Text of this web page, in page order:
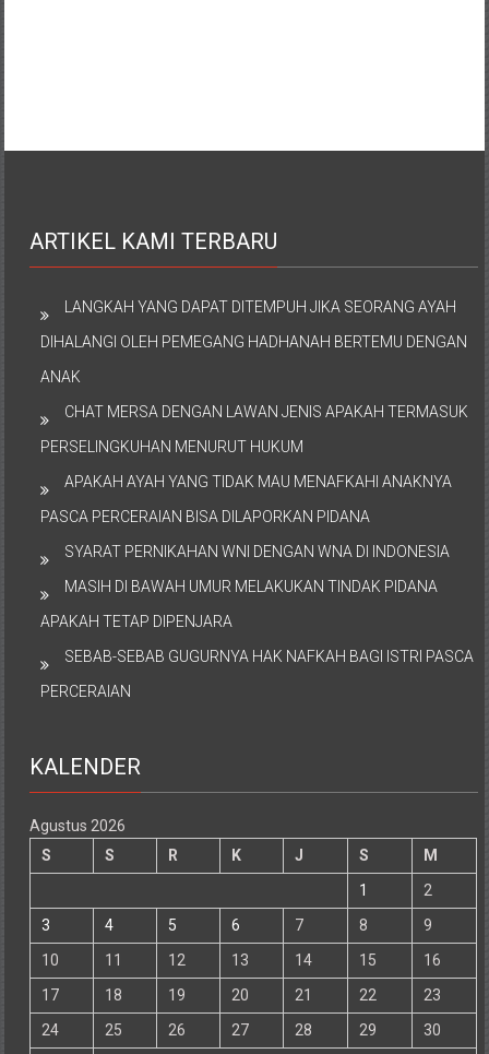
ARTIKEL KAMI TERBARU
LANGKAH YANG DAPAT DITEMPUH JIKA SEORANG AYAH
DIHALANGI OLEH PEMEGANG HADHANAH BERTEMU DENGAN
ANAK
CHAT MERSA DENGAN LAWAN JENIS APAKAH TERMASUK
PERSELINGKUHAN MENURUT HUKUM
APAKAH AYAH YANG TIDAK MAU MENAFKAHI ANAKNYA
PASCA PERCERAIAN BISA DILAPORKAN PIDANA
SYARAT PERNIKAHAN WNI DENGAN WNA DI INDONESIA
MASIH DI BAWAH UMUR MELAKUKAN TINDAK PIDANA
APAKAH TETAP DIPENJARA
SEBAB-SEBAB GUGURNYA HAK NAFKAH BAGI ISTRI PASCA
PERCERAIAN
KALENDER
Agustus 2026
S
S R K J S
M
1
2
3
4 5 6 7 8
9
10
11 12 13 14 15
16
17
18 19 20 21 22
23
24
25 26 27 28 29
30